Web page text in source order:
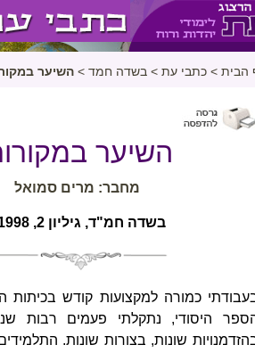
הבית > כתבי עת > בשדה חמד > השיער
השיער
מחבר: מרים סמואל
בשדה חמ"ד, גיליון 2, 1998
כמורה למקצועות קודש בכיתות
היסודי, נתקלתי פעמים רבות
שונות, בצורות שונות.